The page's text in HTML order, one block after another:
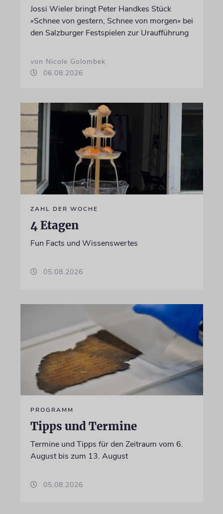
Jossi Wieler bringt Peter Handkes Stück
»Schnee von gestern, Schnee von morgen« bei
den Salzburger Festspielen zur Uraufführung
von Nicole Golombek
06.08.2026
ZAHL DER WOCHE
4 Etagen
Fun Facts und Wissenswertes
05.08.2026
PROGRAMM
Tipps und Termine
Termine und Tipps für den Zeitraum vom 6.
August bis zum 13. August
05.08.2026